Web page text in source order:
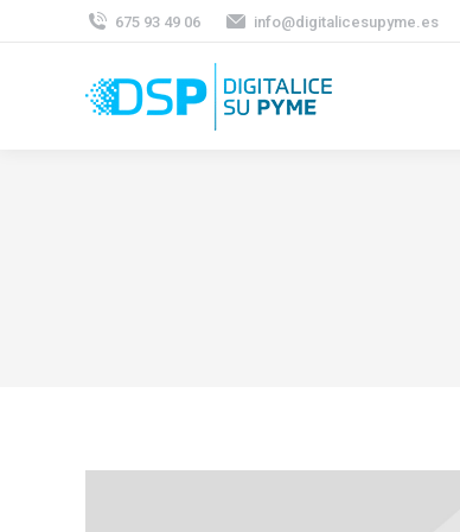
675 93 49 06 info@digitalicesupyme.es